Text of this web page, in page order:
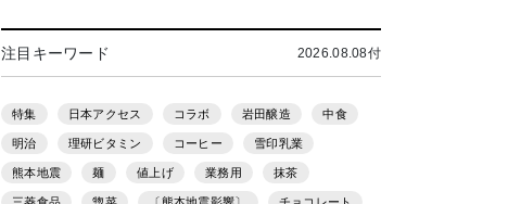
注目キーワード 2026.08.08付
特集 日本アクセス コラボ 岩田醸造 中食
明治 理研ビタミン コーヒー 雪印乳業
熊本地震 麺 値上げ 業務用 抹茶